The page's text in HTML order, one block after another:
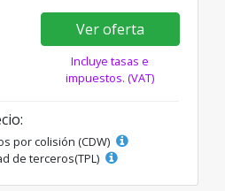
Ver oferta
Incluye tasas e
impuestos. (VAT)
por colisión (CDW)
de terceros(TPL)